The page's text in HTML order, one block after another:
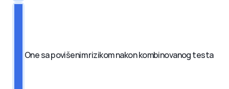
One sa povišenim rizikom nakon kombinovanog testa